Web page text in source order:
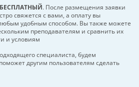
БЕСПЛАТНЫЙ. После размещения заявки
свяжется с вами, а оплату вы
удобным способом. Вы также можете
преподавателям и сравнить их
и условиям
специалиста, будем
другим пользователям сделать